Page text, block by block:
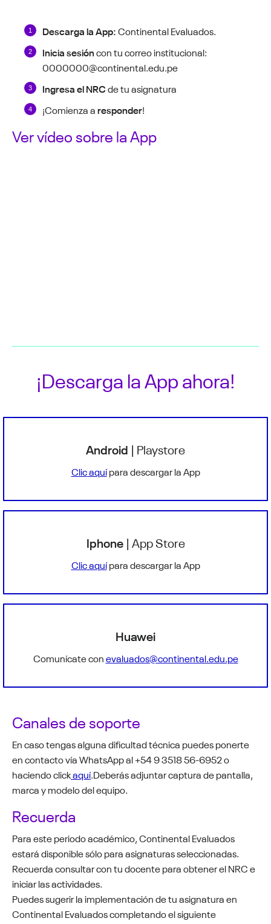
Descarga la App:Continental Evaluados.
Inicia sesióncon tu correo institucional:
0000000@continental.edu.pe
Ingresa el NRCde tu asignatura
¡Comienza aresponder!
Ver vídeo sobre la App
¡Descarga la App ahora!
Android | Playstore
Clicaquípara descargar la App
Iphone | App Store
Clicaquípara descargar la App
Huawei
Comunícate conevaluados@continental.edu.pe
Canales de soporte
En caso tengas alguna dificultad técnica puedes ponerte
en contactovía WhatsApp al +54 9 3518 56-6952 o
haciendo clickaquí.Deberás adjuntar captura de pantalla,
marca y modelo del equipo.
Recuerda
Para este periodo académico, Continental Evaluados
estará disponible sólo para asignaturas seleccionadas.
Recuerda consultar con tu docente para obtener el NRC e
iniciar las actividades.
Puedes sugerir la implementación de tu asignatura en
Continental Evaluados completando el siguiente